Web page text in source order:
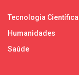
Tecnologia Científica
Humanidades
Saúde